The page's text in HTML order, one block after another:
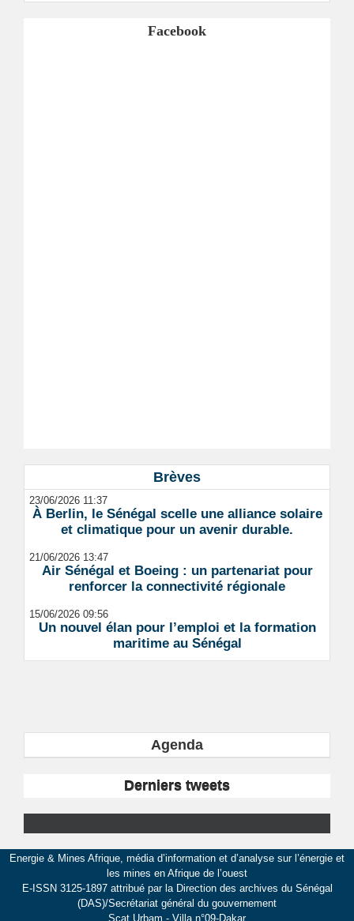
Facebook
Brèves
23/06/2026 11:37
À Berlin, le Sénégal scelle une alliance solaire
et climatique pour un avenir durable.
21/06/2026 13:47
Air Sénégal et Boeing : un partenariat pour
renforcer la connectivité régionale
15/06/2026 09:56
Un nouvel élan pour l’emploi et la formation
maritime au Sénégal
Agenda
Derniers tweets
Energie & Mines Afrique, média d’information et d’analyse sur l’énergie et
les mines en Afrique de l’ouest
E-ISSN 3125-1897 attribué par la Direction des archives du Sénégal
(DAS)/Secrétariat général du gouvernement
Scat Urbam - Villa n°09-Dakar